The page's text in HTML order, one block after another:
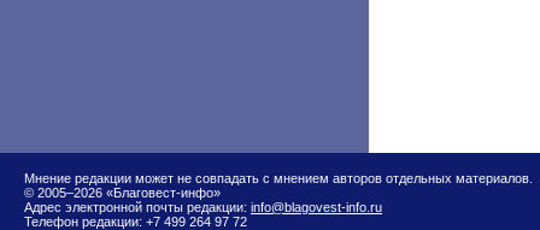
Мнение редакции может не совпадать с мнением авторов отдельных материалов.
© 2005–2026 «Благовест-инфо»
Адрес электронной почты редакции: info@blagovest-info.ru
Телефон редакции: +7 499 264 97 72